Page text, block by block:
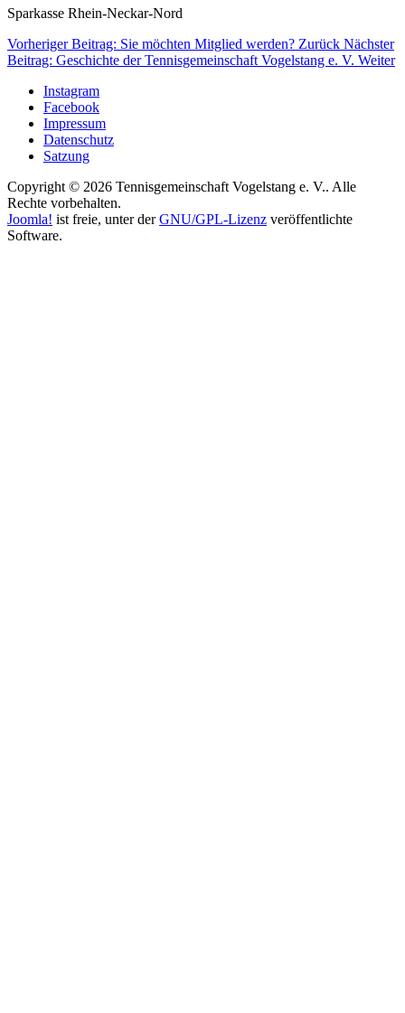
Sparkasse Rhein-Neckar-Nord
Vorheriger Beitrag: Sie möchten Mitglied werden? Zurück Nächster
Beitrag: Geschichte der Tennisgemeinschaft Vogelstang e. V. Weiter
Instagram
Facebook
Impressum
Datenschutz
Satzung
Copyright © 2026 Tennisgemeinschaft Vogelstang e. V.. Alle
Rechte vorbehalten.
Joomla! ist freie, unter derGNU/GPL-Lizenz veröffentlichte
Software.